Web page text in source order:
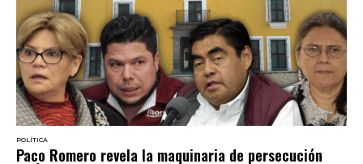
POLÍTICA
Paco Romero revela la maquinaria de persecución